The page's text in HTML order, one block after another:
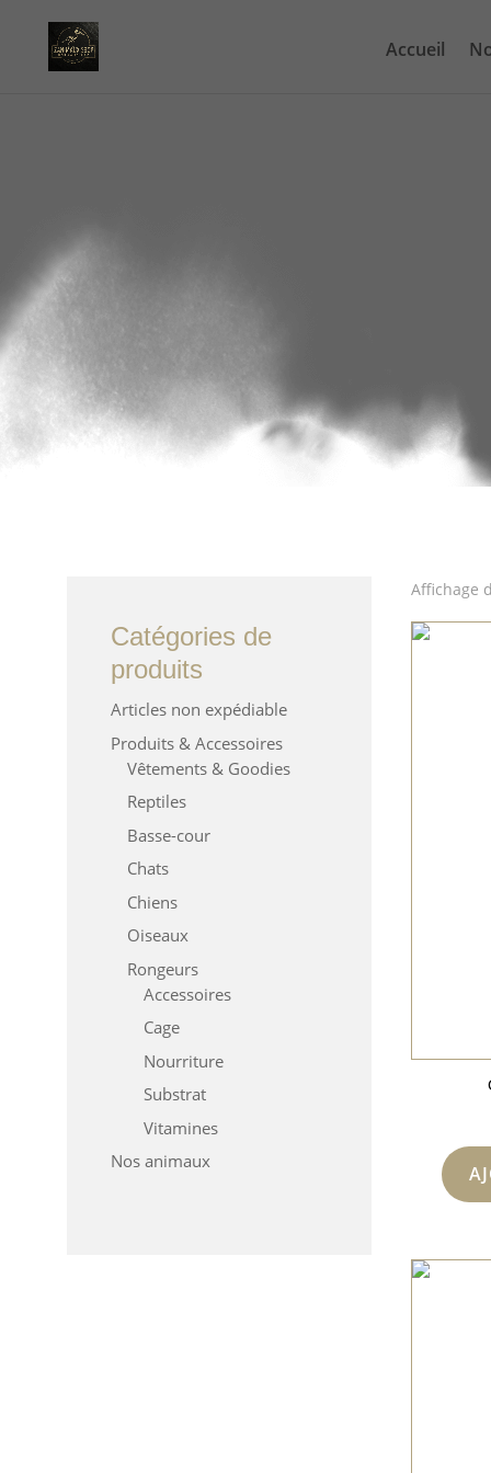
Accueil
Catégories de
produits
Articles non expédiable
Produits & Accessoires
Vêtements & Goodies
Reptiles
Basse-cour
Chats
Chiens
Oiseaux
Rongeurs
Accessoires
Cage
Nourriture
Substrat
Vitamines
Nos animaux
Affichage